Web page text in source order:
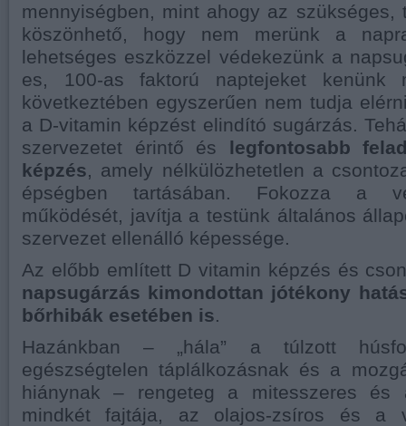
mennyiségben, mint ahogy az szükséges,
köszönhető, hogy nem merünk a
lehetséges eszközzel védekezünk a
es, 100-as faktorú naptejeket kenünk
következtében egyszerűen nem tudja
a D-vitamin képzést elindító sugárzás.
szervezetet érintő és legfontosabb
képzés, amely nélkülözhetetlen a
épségben tartásában. Fokozza a
működését, javítja a testünk általános
szervezet ellenálló képessége.
Az előbb említett D vitamin képzés és
napsugárzás kimondottan jótékony
bőrhibák esetében is.
Hazánkban – „hála” a túlzott
egészségtelen táplálkozásnak és a
hiánynak – rengeteg a mitesszeres és
mindkét fajtája, az olajos-zsíros és a